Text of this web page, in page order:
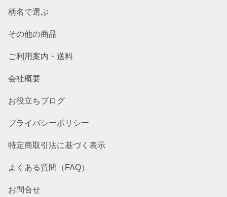
柄名で選ぶ
その他の商品
ご利用案内・送料
会社概要
お役立ちブログ
プライバシーポリシー
特定商取引法に基づく表示
よくある質問（FAQ）
お問合せ